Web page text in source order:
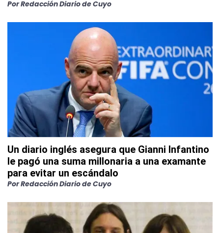
PorRedacción Diario de Cuyo
Un diario inglés asegura que Gianni Infantino
le pagó una suma millonaria a una examante
para evitar un escándalo
PorRedacción Diario de Cuyo